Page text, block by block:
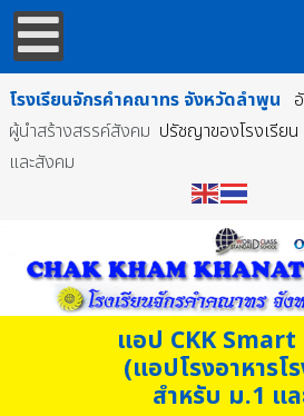
โรงเรียนจักรคำคณาทร จังหวัดลำพูน
ผู้นำสร้างสรรค์สังคม ปรัชญาของโรงเรียน
และสังคม
แอป CKK
(แอปโรงอาหารโ
สำหรับ ม.1 แ